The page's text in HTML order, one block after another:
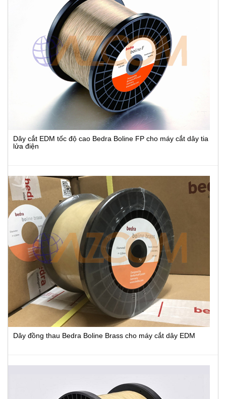
Dây cắt EDM tốc độ cao Bedra Boline FP cho máy cắt dây tia
lửa điện
Dây đồng thau Bedra Boline Brass cho máy cắt dây EDM